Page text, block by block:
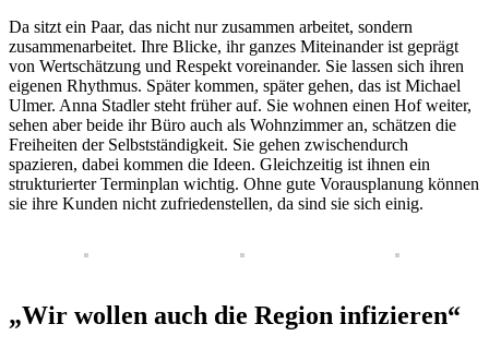
Da sitzt ein Paar, das nicht nur zusammen arbeitet, sondern
zusammenarbeitet. Ihre Blicke, ihr ganzes Miteinander ist geprägt
von Wertschätzung und Respekt voreinander. Sie lassen sich ihren
eigenen Rhythmus. Später kommen, später gehen, das ist Michael
Ulmer. Anna Stadler steht früher auf. Sie wohnen einen Hof weiter,
sehen aber beide ihr Büro auch als Wohnzimmer an, schätzen die
Freiheiten der Selbstständigkeit. Sie gehen zwischendurch
spazieren, dabei kommen die Ideen. Gleichzeitig ist ihnen ein
strukturierter Terminplan wichtig. Ohne gute Vorausplanung können
sie ihre Kunden nicht zufriedenstellen, da sind sie sich einig.
„Wir wollen auch die Region infizieren“